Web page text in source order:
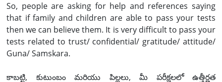
So, people are asking for help and references saying
that if family and children are able to pass your tests
then we can believe them. It is very difficult to pass your
tests related to trust/ confidential/ gratitude/ attitude/
Guna/ Samskara.
కాబట్టి, కుటుంబం మరియు పిల్లలు, మీ పరీక్షలలో ఉత్తీర్ణత